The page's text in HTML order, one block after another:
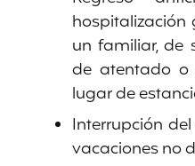
hospitalización
un familiar, de
de atentado o
lugar de
Interrupción
vacaciones no